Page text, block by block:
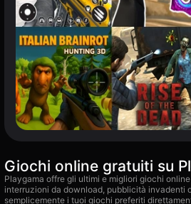
Giochi online gratuiti su
Playgama offre gli ultimi e migliori giochi
interruzioni da download, pubblicità invadenti
semplicemente i tuoi giochi preferiti